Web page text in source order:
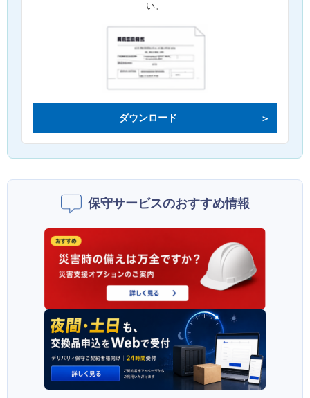
い。
ダウンロード
保守サービスのおすすめ情報